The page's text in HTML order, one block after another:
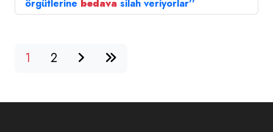
örgütlerine bedava silah veriyorlar''
1 2